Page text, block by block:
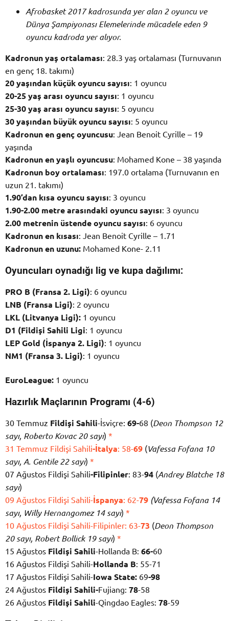
Afrobasket 2017 kadrosunda yer alan 2 oyuncu ve
Dünya Şampiyonası Elemelerinde mücadele eden 9
oyuncu kadroda yer alıyor.
Kadronun yaş ortalaması: 28.3 yaş ortalaması (Turnuvanın
en genç 18. takımı)
20 yaşından küçük oyuncu sayısı: 1 oyuncu
20-25 yaş arası oyuncu sayısı: 1 oyuncu
25-30 yaş arası oyuncu sayısı: 5 oyuncu
30 yaşından büyük oyuncu sayısı: 5 oyuncu
Kadronun en genç oyuncusu: Jean Benoit Cyrille – 19
yaşında
Kadronun en yaşlı oyuncusu: Mohamed Kone – 38 yaşında
Kadronun boy ortalaması: 197.0 ortalama (Turnuvanın en
uzun 21. takımı)
1.90’dan kısa oyuncu sayısı: 3 oyuncu
1.90-2.00 metre arasındaki oyuncu sayısı: 3 oyuncu
2.00 metrenin üstende oyuncu sayısı: 6 oyuncu
Kadronun en kısası: Jean Benoit Cyrille – 1.71
Kadronun en uzunu: Mohamed Kone- 2.11
Oyuncuları oynadığı lig ve kupa dağılımı:
PRO B (Fransa 2. Ligi): 6 oyuncu
LNB (Fransa Ligi): 2 oyuncu
LKL (Litvanya Ligi): 1 oyuncu
D1 (Fildişi Sahili Ligi: 1 oyuncu
LEP Gold (İspanya 2. Ligi): 1 oyuncu
NM1 (Fransa 3. Ligi): 1 oyuncu
EuroLeague: 1 oyuncu
Hazırlık Maçlarının Programı (4-6)
30 Temmuz Fildişi Sahili-İsviçre: 69-68 (Deon Thompson 12
sayı, Roberto Kovac 20 sayı) *
31 Temmuz Fildişi Sahili-İtalya: 58-69 (Vafessa Fofana 10
sayı, A. Gentile 22 sayı) *
07 Ağustos Fildişi Sahili-Filipinler: 83-94 (Andrey Blatche 18
sayı)
09 Ağustos Fildişi Sahili-İspanya: 62-79 (Vafessa Fofana 14
sayı, Willy Hernangomez 14 sayı) *
10 Ağustos Fildişi Sahili-Filipinler: 63-73 (Deon Thompson
20 sayı, Robert Bollick 19 sayı) *
15 Ağustos Fildişi Sahili-Hollanda B: 66-60
16 Ağustos Fildişi Sahili-Hollanda B: 55-71
17 Ağustos Fildişi Sahili-Iowa State: 69-98
24 Ağustos Fildişi Sahili-Fujiang: 78-58
26 Ağustos Fildişi Sahili-Qingdao Eagles: 78-59